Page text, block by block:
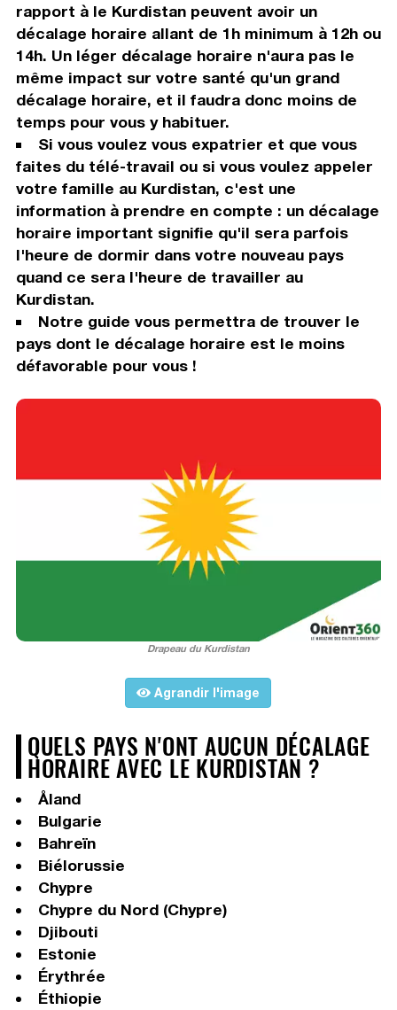
rapport à le Kurdistan peuvent avoir un
décalage horaire allant de 1h minimum à 12h ou
14h. Un léger décalage horaire n'aura pas le
même impact sur votre santé qu'un grand
décalage horaire, et il faudra donc moins de
temps pour vous y habituer.
Si vous voulez vous expatrier et que vous
faites du télé-travail ou si vous voulez appeler
votre famille au Kurdistan, c'est une
information à prendre en compte : un décalage
horaire important signifie qu'il sera parfois
l'heure de dormir dans votre nouveau pays
quand ce sera l'heure de travailler au
Kurdistan.
Notre guide vous permettra de trouver le
pays dont le décalage horaire est le moins
défavorable pour vous !
Drapeau du Kurdistan
Agrandir l'image
QUELS PAYS N'ONT AUCUN DÉCALAGE
HORAIRE AVEC LE KURDISTAN ?
Åland
Bulgarie
Bahreïn
Biélorussie
Chypre
Chypre du Nord (Chypre)
Djibouti
Estonie
Érythrée
Éthiopie